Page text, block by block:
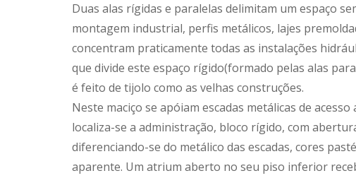
Duas alas rígidas e paralelas delimitam um espaço
montagem industrial, perfis metálicos, lajes
concentram praticamente todas as instalações
que divide este espaço rígido(formado pelas alas
é feito de tijolo como as velhas construções.
Neste maciço se apóiam escadas metálicas de
localiza-se a administração, bloco rígido, com
diferenciando-se do metálico das escadas, cores
aparente. Um atrium aberto no seu piso inferior